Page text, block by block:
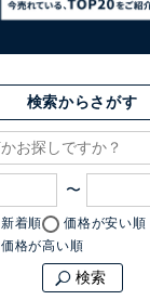
検索からさがす
〜
新着順
価格が安い順
価格が高い順
検索